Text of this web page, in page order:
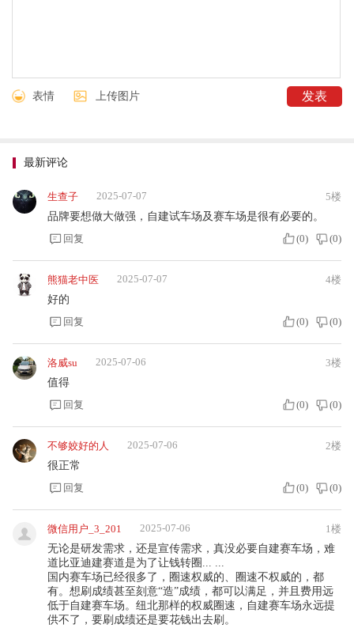
表情 上传图片
最新评论
生查子 2025-07-07
5楼
品牌要想做大做强，自建试车场及赛车场是很有必要的。
回复
(0) (0)
熊猫老中医 2025-07-07
4楼
好的
回复
(0) (0)
洛威su 2025-07-06
3楼
值得
回复
(0) (0)
不够姣好的人 2025-07-06
2楼
很正常
回复
(0) (0)
微信用户_3_201 2025-07-06
1楼
无论是研发需求，还是宣传需求，真没必要自建赛车场，难
道比亚迪建赛道是为了让钱转圈... ...
国内赛车场已经很多了，圈速权威的、圈速不权威的，都
有。想刷成绩甚至刻意“造”成绩，都可以满足，并且费用远
低于自建赛车场。纽北那样的权威圈速，自建赛车场永远提
供不了，要刷成绩还是要花钱出去刷。